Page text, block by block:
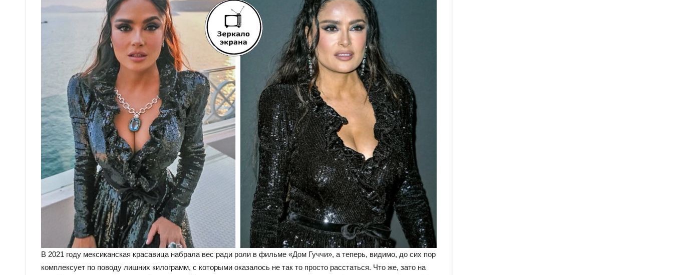
В 2021 году мексиканская красавица набрала вес ради роли в фильме «Дом Гуччи», а теперь, видимо, до сих пор
комплексует по поводу лишних килограмм, с которыми оказалось не так то просто расстаться. Что же, зато на